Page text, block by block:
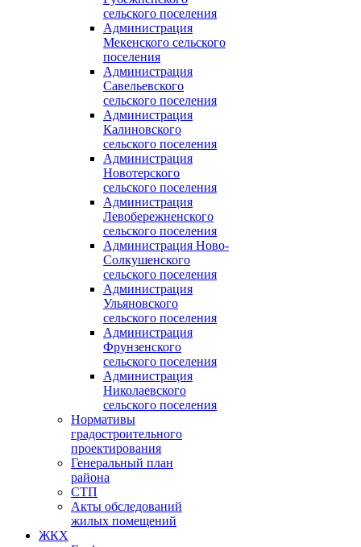
сельского поселения
Администрация
Мекенского сельского
поселения
Администрация
Савельевского
сельского поселения
Администрация
Калиновского
сельского поселения
Администрация
Новотерского
сельского поселения
Администрация
Левобережненского
сельского поселения
Администрация Ново-
Солкушенского
сельского поселения
Администрация
Ульяновского
сельского поселения
Администрация
Фрунзенского
сельского поселения
Администрация
Николаевского
сельского поселения
Нормативы
градостроительного
проектирования
Генеральный план
района
СТП
Акты обследований
жилых помещений
ЖКХ